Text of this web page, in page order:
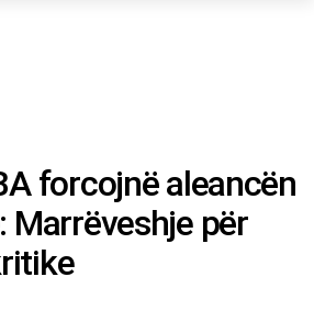
forcojnë aleancën
Marrëveshje për